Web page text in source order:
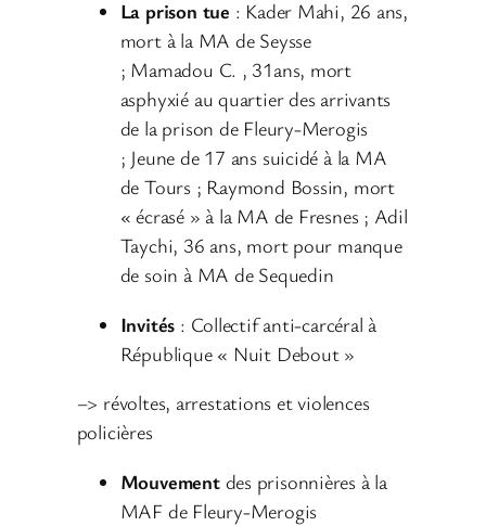
La prison tue : Kader Mahi, 26 ans,
mort à la MA de Seysse
; Mamadou C. , 31ans, mort
asphyxié au quartier des arrivants
de la prison de Fleury-Merogis
; Jeune de 17 ans suicidé à la MA
de Tours ; Raymond Bossin, mort
« écrasé » à la MA de Fresnes ; Adil
Taychi, 36 ans, mort pour manque
de soin à MA de Sequedin
Invités : Collectif anti-carcéral à
République « Nuit Debout »
–> révoltes, arrestations et violences
policières
Mouvementdes prisonnières à la
MAF de Fleury-Merogis